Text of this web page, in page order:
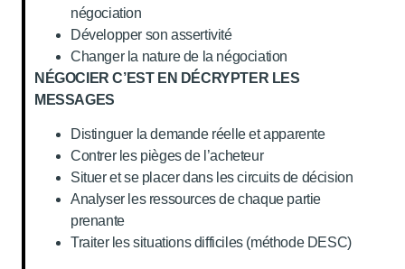
négociation
Développer son assertivité
Changer la nature de la négociation
NÉGOCIER C’EST EN DÉCRYPTER LES
MESSAGES
Distinguer la demande réelle et apparente
Contrer les pièges de l’acheteur
Situer et se placer dans les circuits de décision
Analyser les ressources de chaque partie
prenante
Traiter les situations difficiles (méthode DESC)